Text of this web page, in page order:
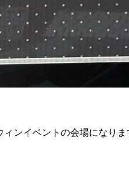
ンイベントの会場になり